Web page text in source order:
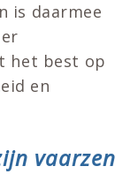
is daarmee
het best op
en
vaarzen